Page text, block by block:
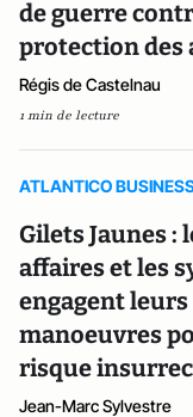
de guerre
protection des
Régis de Castelnau
1 min de lecture
ATLANTICO
Gilets Jaunes :
affaires et les
engagent
manoeuvres
risque
Jean-Marc Sylvestre